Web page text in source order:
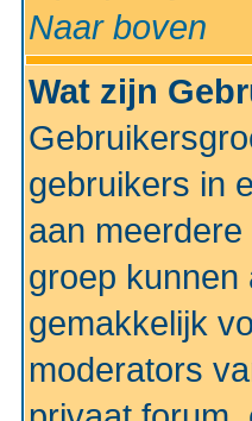
Naar boven
Wat zijn
gebruikers in
aan
groep kunnen
gemakkelijk
moderators